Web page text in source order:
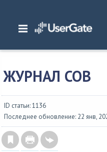
Главная/ Документация/NGFW
Журналы и отчеты
ЖУРНАЛ СОВ
ID статьи: 1136
Последнее обновление: 22 янв,